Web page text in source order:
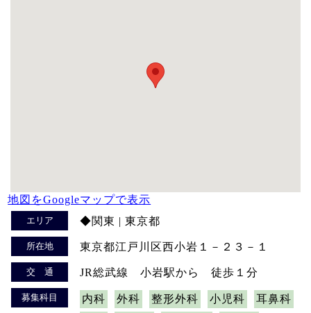
地図をGoogleマップで表示
エリア ◆関東 | 東京都
所在地 東京都江戸川区西小岩１－２３－１
交 通 JR総武線 小岩駅から 徒歩１分
募集科目 内科 外科 整形外科 小児科
耳鼻科